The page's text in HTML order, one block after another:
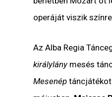
operáját viszik
Az Alba Regia
királylánymesés
Mesenép